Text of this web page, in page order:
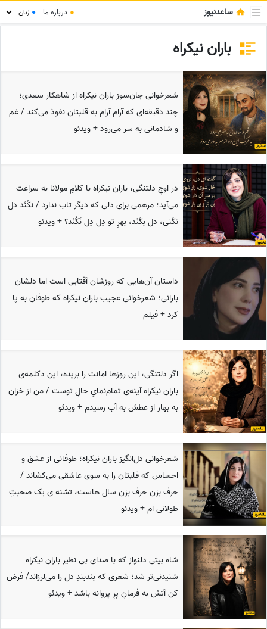
ساعدنیوز ● درباره ما ●
باران نیکراه
شعرخوانی جان‌سوز باران نیکراه از شاهکار سعدی؛
چند دقیقه‌ای که آرام آرام به قلبتان نفوذ می‌کند / غم
و شادمانی به سر می‌رود + ویدئو
در اوجِ دلتنگی، باران نیکراه با کلامِ مولانا به سراغت
می‌آید؛ مرهمی برای دلی که دیگر تاب ندارد / نکُنَد دل
نکَنی، دل بکَنَد، بهرِ تو دِل دِل نَکُنَد؟ + ویدئو
داستان آن‌هایی که روزشان آفتابی است اما دلشان
بارانی؛ شعرخوانی عجیب باران نیکراه که طوفان به پا
کرد + فیلم
اگر دلتنگی، این روزها امانت را بریده، این دکلمه‌ی
باران نیکراه آینه‌ی تمام‌نمایِ حالِ توست / من از خزان
به بهار از عطش به آب رسیدم + ویدئو
شعرخوانی دل‌انگیز باران نیکراه؛ طوفانی از عشق و
احساس که قلبتان را به سوی عاشقی می‌کشاند /
حرف بزن حرف بزن سال هاست، تشنه ی یک صحبتِ
طولانی ام + ویدئو
شاه بیتی دلنواز که با صدای بی نظیر باران نیکراه
شنیدنی‌تر شد؛ شعری که بند‌بندِ دل را می‌لرزاند/ فرض
کن آتش به فرمانِ پرِ پروانه باشد + ویدئو